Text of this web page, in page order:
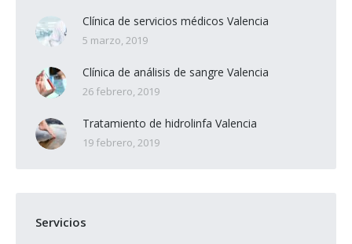
Clínica de servicios médicos Valencia
5 marzo, 2019
Clínica de análisis de sangre Valencia
26 febrero, 2019
Tratamiento de hidrolinfa Valencia
19 febrero, 2019
Servicios